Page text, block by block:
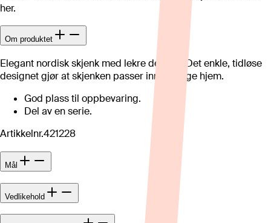
her.
Om produktet
Elegant nordisk skjenk med lekre detaljer. Det enkle, tidløse
designet gjør at skjenken passer inn i mange hjem.
God plass til oppbevaring.
Del av en serie.
Artikkelnr.421228
Mål
Vedlikehold